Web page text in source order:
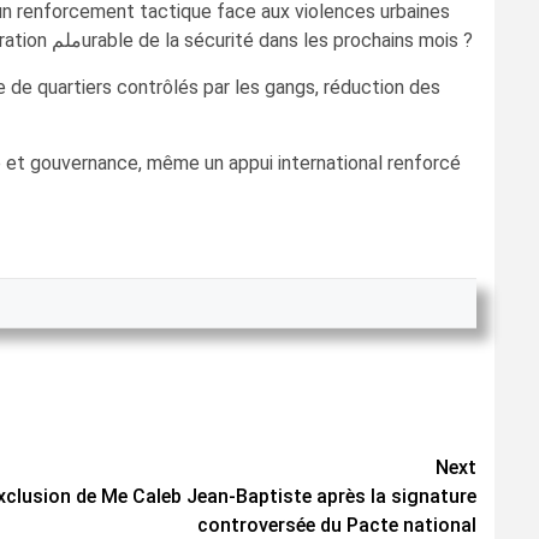
renforcement tactique face aux violences urbaines
complexes. Toutefois, pour une partie de l’opinion, le véritable test sera simple : les citoyens verront-ils enfin une amélioration ملمurable de la sécurité dans les prochains mois ?
quartiers contrôlés par les gangs, réduction des
gouvernance, même un appui international renforcé
Next
de Me Caleb Jean-Baptiste après la signature
controversée du Pacte national